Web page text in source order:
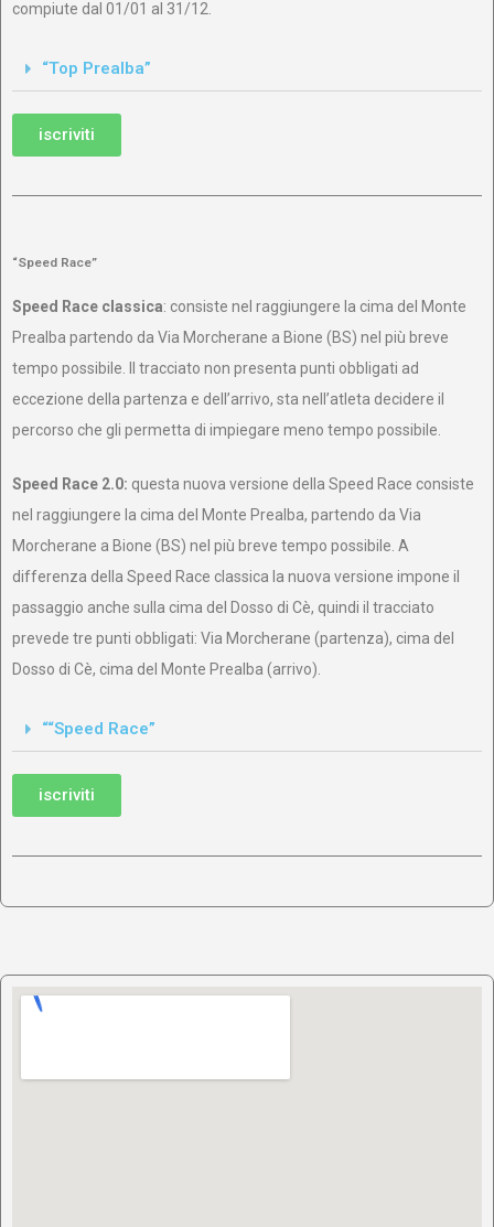
compiute dal 01/01 al 31/12.
“Top Prealba”
iscriviti
“Speed Race”
Speed Race classica: consiste nel raggiungere la cima del Monte
Prealba partendo da Via Morcherane a Bione (BS) nel più breve
tempo possibile. Il tracciato non presenta punti obbligati ad
eccezione della partenza e dell’arrivo, sta nell’atleta decidere il
percorso che gli permetta di impiegare meno tempo possibile.
Speed Race 2.0: questa nuova versione della Speed Race consiste
nel raggiungere la cima del Monte Prealba, partendo da Via
Morcherane a Bione (BS) nel più breve tempo possibile. A
differenza della Speed Race classica la nuova versione impone il
passaggio anche sulla cima del Dosso di Cè, quindi il tracciato
prevede tre punti obbligati: Via Morcherane (partenza), cima del
Dosso di Cè, cima del Monte Prealba (arrivo).
““Speed Race”
iscriviti